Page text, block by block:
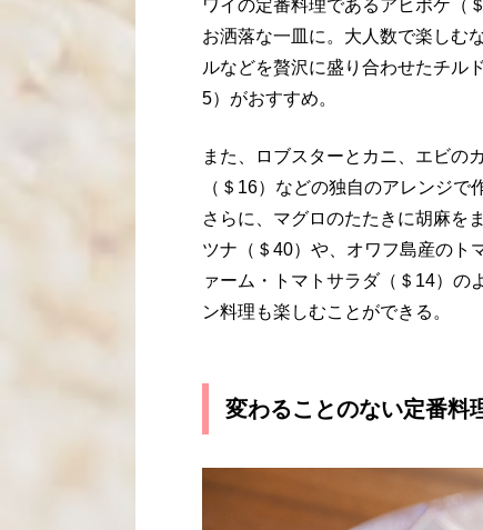
ワイの定番料理であるアヒポケ（
お洒落な一皿に。大人数で楽しむ
ルなどを贅沢に盛り合わせたチル
5）がおすすめ。
また、ロブスターとカニ、エビの
（＄16）などの独自のアレンジで
さらに、マグロのたたきに胡麻を
ツナ（＄40）や、オワフ島産のト
ァーム・トマトサラダ（＄14）の
ン料理も楽しむことができる。
変わることのない定番料